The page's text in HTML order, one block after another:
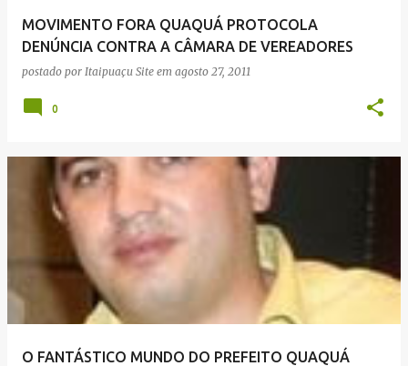
MOVIMENTO FORA QUAQUÁ PROTOCOLA
DENÚNCIA CONTRA A CÂMARA DE VEREADORES
postado por Itaipuaçu Site em agosto 27, 2011
0
O FANTÁSTICO MUNDO DO PREFEITO QUAQUÁ